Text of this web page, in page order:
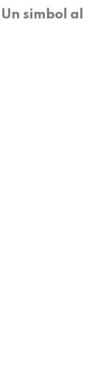
simbol al